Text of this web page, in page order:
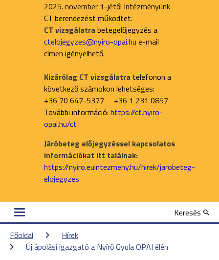
2025. november 1-jétől Intézményünk
CT berendezést működtet.
CT vizsgálatra betegelőjegyzés a
ctelojegyzes@nyiro-opai.hu e-mail
címen igényelhető.
Kizárólag CT vizsgálatra telefonon a
következő számokon lehetséges:
+36 70 647-5377 +36 1 231 0857
További információ: https://ct.nyiro-
opai.hu/ct
Járóbeteg előjegyzéssel kapcsolatos
információkat itt találnak:
https://nyiro.euintezmeny.hu/hirek/jarobeteg-
elojegyzes
Keresés
Főoldal
Hírek
Új ápolási igazgató a Nyírő Gyula OPAI élén